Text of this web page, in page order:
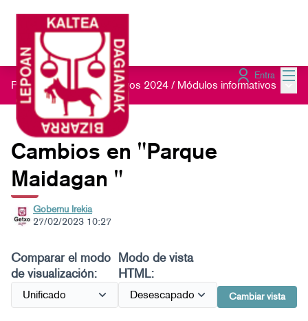
Entra
Presupuestos Participativos 2024 / Módulos informativos
Cambios en "Parque
Maidagan "
Gobernu Irekia
27/02/2023 10:27
Comparar el modo
de visualización:
Modo de vista
HTML:
Cambiar vista